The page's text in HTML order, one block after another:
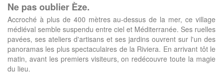
Ne pas oublier Èze.
Accroché à plus de 400 mètres au-dessus de la mer, ce village
médiéval semble suspendu entre ciel et Méditerranée. Ses ruelles
pavées, ses ateliers d'artisans et ses jardins ouvrent sur l'un des
panoramas les plus spectaculaires de la Riviera. En arrivant tôt le
matin, avant les premiers visiteurs, on redécouvre toute la magie
du lieu.